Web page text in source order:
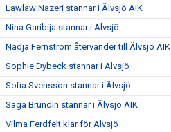
Lawlaw Nazeri stannar i Älvsjö AIK
Nina Garibija stannar i Älvsjö
Nadja Fernström återvänder till Älvsjö AIK
Sophie Dybeck stannar i Älvsjö
Sofia Svensson stannar i Älvsjö
Saga Brundin stannar i Älvsjö AIK
Vilma Ferdfelt klar för Älvsjö